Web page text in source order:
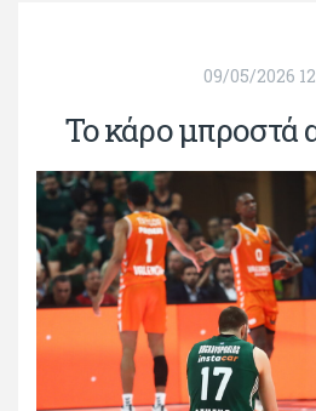
09/05/2026
To κάρο μπροστά